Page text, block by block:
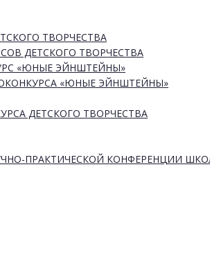
ТВОРЧЕСТВА
ДЕТСКОГО ТВОРЧЕСТВА
«ЮНЫЕ ЭЙНШТЕЙНЫ»
«ЮНЫЕ ЭЙНШТЕЙНЫ»
ДЕТСКОГО ТВОРЧЕСТВА
ПРАКТИЧЕСКОЙ КОНФЕРЕНЦИИ